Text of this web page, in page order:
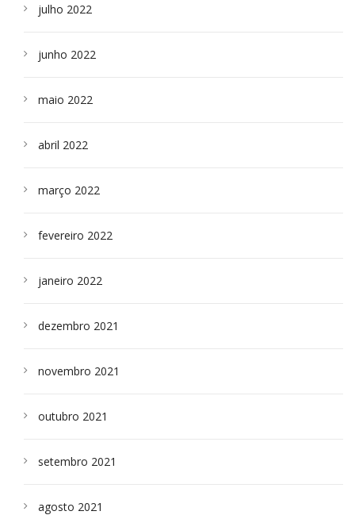
julho 2022
junho 2022
maio 2022
abril 2022
março 2022
fevereiro 2022
janeiro 2022
dezembro 2021
novembro 2021
outubro 2021
setembro 2021
agosto 2021